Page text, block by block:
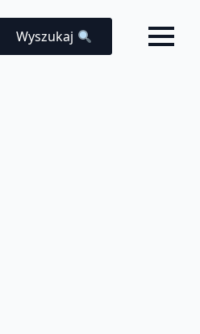
Wyszukaj